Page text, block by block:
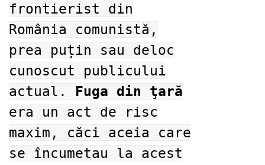
frontierist din
România comunistă,
prea puțin sau deloc
cunoscut publicului
actual. Fuga din ţară
era un act de risc
maxim, căci aceia care
se încumetau la acest